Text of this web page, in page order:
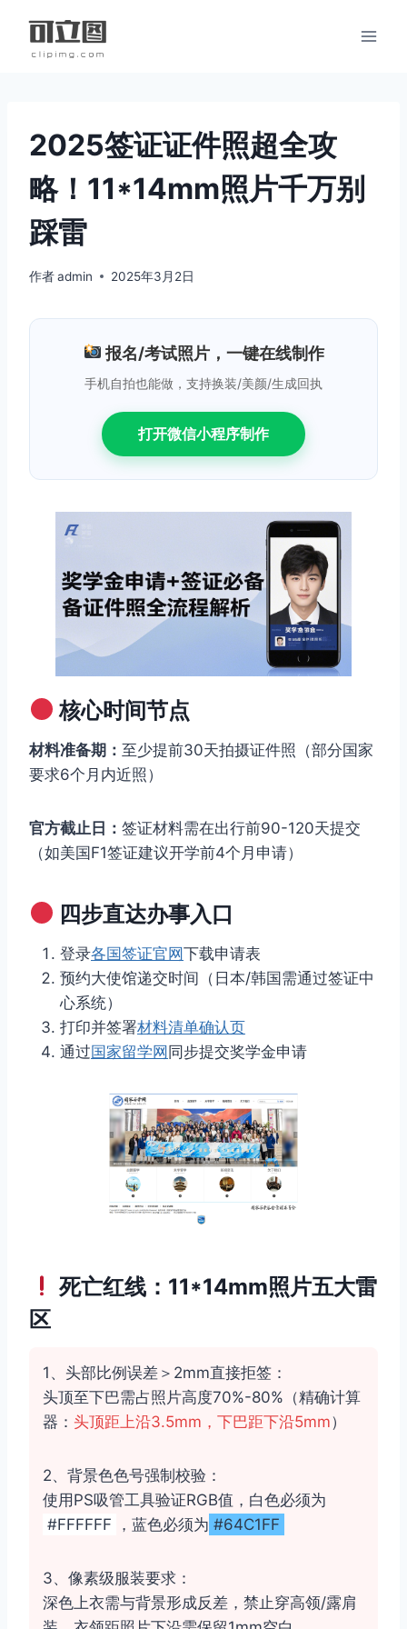
2025签证证件照超全攻
略！11*14mm照片千万别
踩雷
作者admin 2025年3月2日
报名/考试照片，一键在线制作
手机自拍也能做，支持换装/美颜/生成回执
打开微信小程序制作
核心时间节点
材料准备期： 至少提前30天拍摄证件照（部分国家
要求6个月内近照）
官方截止日： 签证材料需在出行前90-120天提交
（如美国F1签证建议开学前4个月申请）
四步直达办事入口
登录各国签证官网下载申请表
预约大使馆递交时间（日本/韩国需通过签证中
心系统）
打印并签署材料清单确认页
通过国家留学网同步提交奖学金申请
死亡红线：11*14mm照片五大雷
区
1、头部比例误差＞2mm直接拒签：
头顶至下巴需占照片高度70%-80%（精确计算
器： 头顶距上沿3.5mm，下巴距下沿5mm）
2、背景色色号强制校验：
使用PS吸管工具验证RGB值，白色必须为
#FFFFFF
，蓝色必须为 #64C1FF
3、像素级服装要求：
深色上衣需与背景形成反差，禁止穿高领/露肩